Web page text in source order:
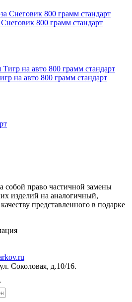
800 грамм стандарт
на авто 800 грамм стандарт
собой право частичной замены
изделий на аналогичный,
представленного в подарке
Соколовая, д.10/16.